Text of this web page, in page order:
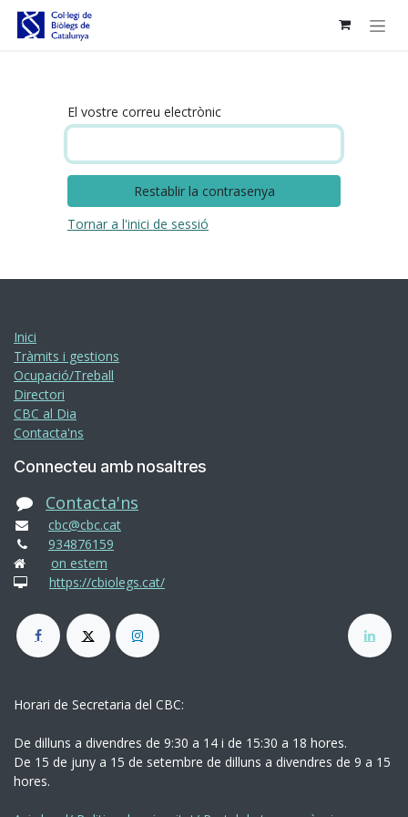
Skip to Content
El vostre correu electrònic
Restablir la contrasenya
Tornar a l'inici de sessió
Inici
Tràmits i gestions
Ocupació/Treball
Directori
CBC al Dia
Contacta'ns
Connecteu amb nosaltres
Contacta'ns
cbc@cbc.cat
934876159
on estem
https://cbiolegs.cat/
Horari de Secretaria del CBC:
De dilluns a divendres de 9:30 a 14 i de 15:30 a 18 hores.
De 15 de juny a 15 de setembre de dilluns a divendres de 9 a 15
hores.